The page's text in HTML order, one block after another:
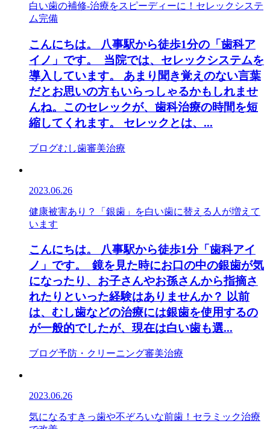
白い歯の補修-治療をスピーディーに！セレックシステ
ム完備
こんにちは。 八事駅から徒歩1分の「歯科ア
イノ」です。 当院では、セレックシステムを
導入しています。 あまり聞き覚えのない言葉
だとお思いの方もいらっしゃるかもしれませ
んね。このセレックが、歯科治療の時間を短
縮してくれます。 セレックとは、...
ブログむし歯審美治療
2023.06.26
健康被害あり？「銀歯」を白い歯に替える人が増えて
います
こんにちは。 八事駅から徒歩1分「歯科アイ
ノ」です。 鏡を見た時にお口の中の銀歯が気
になったり、お子さんやお孫さんから指摘さ
れたりといった経験はありませんか？ 以前
は、むし歯などの治療には銀歯を使用するの
が一般的でしたが、現在は白い歯も選...
ブログ予防・クリーニング審美治療
2023.06.26
気になるすきっ歯や不ぞろいな前歯！セラミック治療